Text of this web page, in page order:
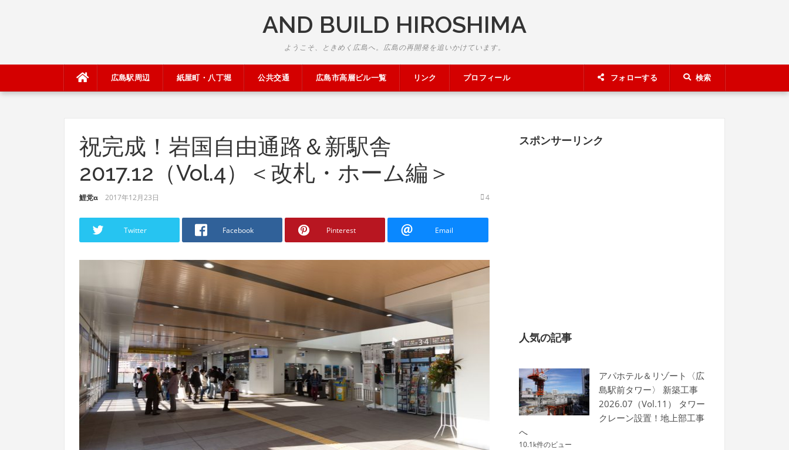
AND BUILD HIROSHIMA
ようこそ、ときめく広島へ。広島の再開発を追いかけています。
広島駅周辺 紙屋町・八丁堀 公共交通 広島市高層ビル一覧 リンク プロフィール フォローする 検索
祝完成！岩国自由通路＆新駅舎
2017.12（Vol.4）＜改札・ホーム編＞
鯉党α 2017年12月23日 4
Twitter Facebook Pinterest Email
スポンサーリンク
人気の記事
アパホテル＆リゾート〈広
島駅前タワー〉 新築工事
2026.07（Vol.11） タワー
クレーン設置！地上部工事
へ
10.1k件のビュー